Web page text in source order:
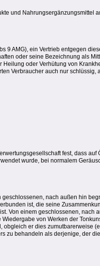
und Nahrungsergänzungsmittel
9 AMG), ein Vertrieb entgegen
oder seine Bezeichnung als
oder Verhütung von
Verbraucher auch nur schlüssig,
fest, dass
wurde, bei normalem
nach außen hin
ist, die seine
Von einem geschlossenen, nach
von Werken der
er dies zumutbarerweise
zu behandeln als derjenige, der